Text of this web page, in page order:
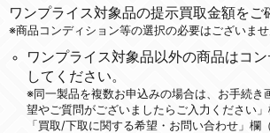
ワンプライス対象品の提示買取金額をご
※商品コンディション等の選択の必要はございませ
ワンプライス対象品以外の商品はコ
してください。
※同一製品を複数お申込みの場合は、お手続き
望やご質問がございましたらご入力ください」
「買取/下取に関する希望・お問い合わせ」欄